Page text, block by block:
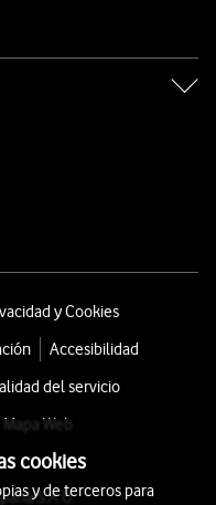
y Cookies
Accesibilidad
del servicio
Mapa Web
S.A.U.
cookies
y de terceros para